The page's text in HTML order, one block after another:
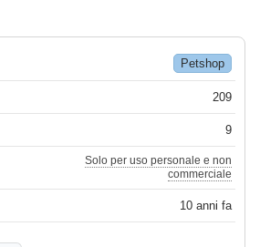
Petshop
209
9
Solo per uso personale e non
commerciale
10 anni fa